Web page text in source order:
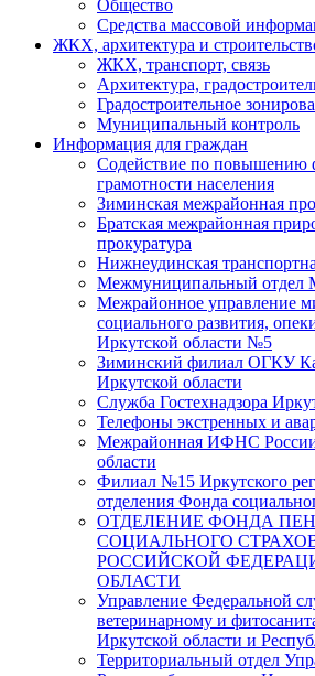
Общество
Средства массовой
ЖКХ, архитектура и
ЖКХ, транспорт, связь
Архитектура,
Градостроительное
Муниципальный контроль
Информация для граждан
Содействие по повышению
грамотности населения
Зиминская межрайонная
Братская межрайонная
прокуратура
Нижнеудинская
Межмуниципальный
Межрайонное управление
социального развития,
Иркутской области №5
Зиминский филиал ОГКУ
Иркутской области
Служба Гостехнадзора
Телефоны экстренных и
Межрайонная ИФНС
области
Филиал №15 Иркутского
отделения Фонда
ОТДЕЛЕНИЕ ФОНДА
СОЦИАЛЬНОГО
РОССИЙСКОЙ
ОБЛАСТИ
Управление Федеральной
ветеринарному и
Иркутской области и
Территориальный отдел